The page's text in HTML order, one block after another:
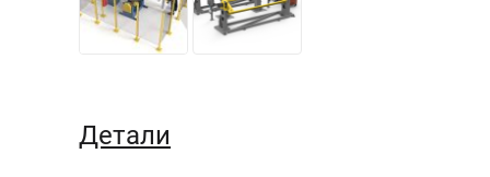
Детали